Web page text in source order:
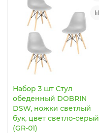
Набор 3 шт Стул
обеденный DOBRIN
DSW, ножки светлый
бук, цвет светло-серый
(GR-01)